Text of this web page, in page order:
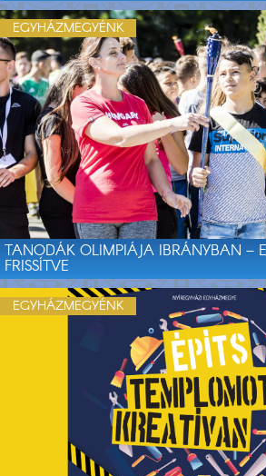
TANODÁK OLIMPIÁJA IBRÁNYBAN –
FRISSÍTVE
EGYHÁZMEGYÉNK
EGYHÁZMEGYÉNK